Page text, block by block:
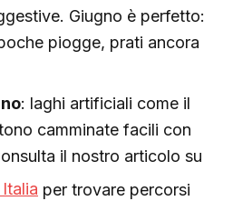
Giugno è perfetto:
piogge, prati ancora
: laghi artificiali come il
camminate facili con
il nostro articolo su
per trovare percorsi